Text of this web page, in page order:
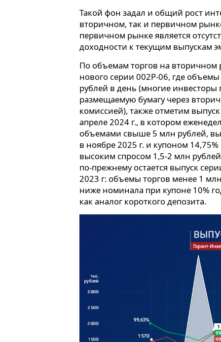
Такой фон задал и общий рост
вторичном, так и первичном
первичном рынке является
доходности к текущим выпускам
По объемам торгов на
нового серии 002P-06, где
рублей в день (многие инвесторы
размещаемую бумагу через
комиссией), также отметим
апреле 2024 г., в котором
объемами свыше 5 млн рублей,
в ноябре 2025 г. и купоном
высоким спросом 1,5-2 млн
по-прежнему остается выпуск
2023 г: объемы торгов менее 1
ниже номинала при купоне 10%
как аналог короткого депозита.